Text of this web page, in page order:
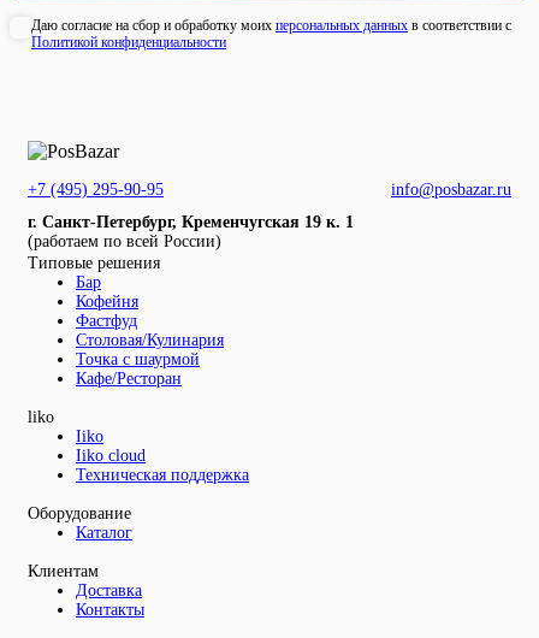
Даю согласие на сбор и обработку моих персональных данных в соответствии с
Политикой конфиденциальности
+7 (495) 295-90-95
info@posbazar.ru
г. Санкт-Петербург, Кременчугская 19 к. 1
(работаем по всей России)
Типовые решения
Бар
Кофейня
Фастфуд
Столовая/Кулинария
Точка с шаурмой
Кафе/Ресторан
liko
Iiko
Iiko cloud
Техническая поддержка
Оборудование
Каталог
Клиентам
Доставка
Контакты